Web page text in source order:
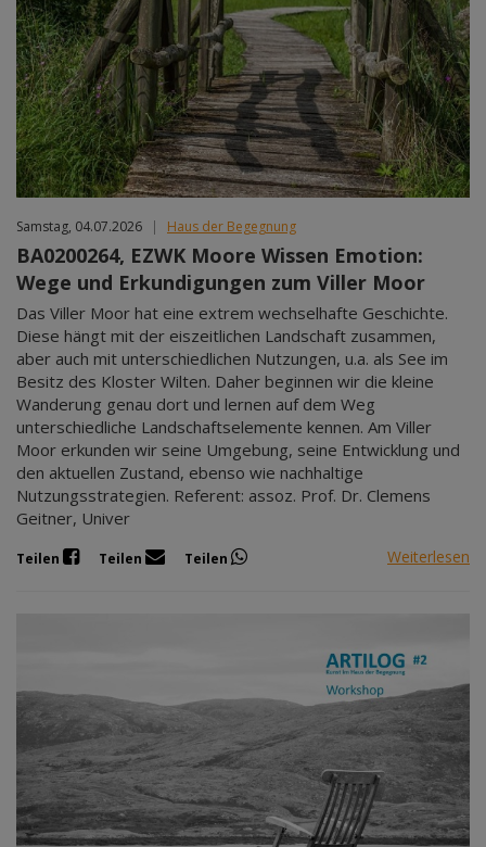
Samstag, 04.07.2026 | Haus der Begegnung
BA0200264, EZWK Moore Wissen Emotion:
Wege und Erkundigungen zum Viller Moor
Das Viller Moor hat eine extrem wechselhafte Geschichte.
Diese hängt mit der eiszeitlichen Landschaft zusammen,
aber auch mit unterschiedlichen Nutzungen, u.a. als See im
Besitz des Kloster Wilten. Daher beginnen wir die kleine
Wanderung genau dort und lernen auf dem Weg
unterschiedliche Landschaftselemente kennen. Am Viller
Moor erkunden wir seine Umgebung, seine Entwicklung und
den aktuellen Zustand, ebenso wie nachhaltige
Nutzungsstrategien. Referent: assoz. Prof. Dr. Clemens
Geitner, Univer
Teilen Teilen Teilen Weiterlesen